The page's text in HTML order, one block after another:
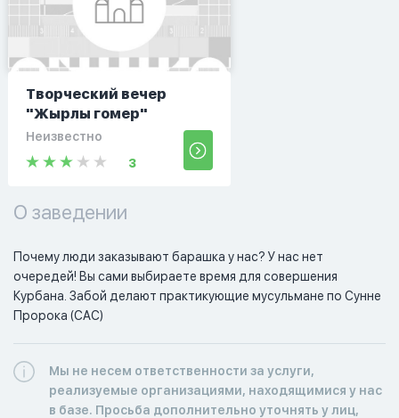
Творческий вечер
"Жырлы гомер"
Неизвестно
3
О заведении
Почему люди заказывают барашка у нас? У нас нет
очередей! Вы сами выбираете время для совершения
Курбана. Забой делают практикующие мусульмане по Сунне
Пророка (САС)
Мы не несем ответственности за услуги,
реализуемые организациями, находящимися у нас
в базе. Просьба дополнительно уточнять у лиц,